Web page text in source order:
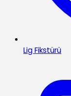
Lig Fikstürü